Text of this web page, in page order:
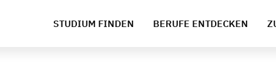
STUDIUM FINDEN BERUFE ENTDECKEN